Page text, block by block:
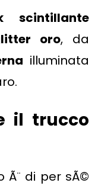
scintillante
oro, da
illuminata
il trucco
Ã¨ di per sÃ©